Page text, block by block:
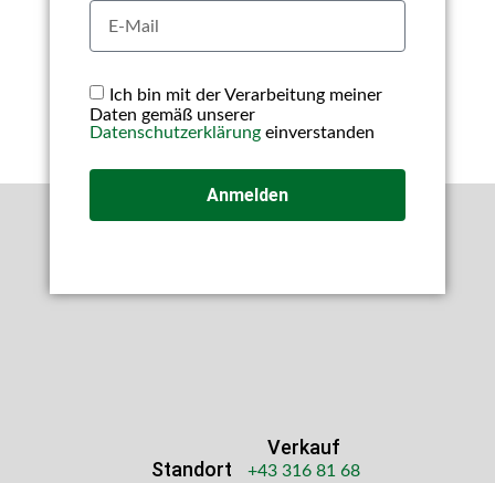
Ich bin mit der Verarbeitung meiner
Daten gemäß unserer
Datenschutzerklärungeinverstanden
Anmelden
Standort
Verkauf
+43 316 81 68